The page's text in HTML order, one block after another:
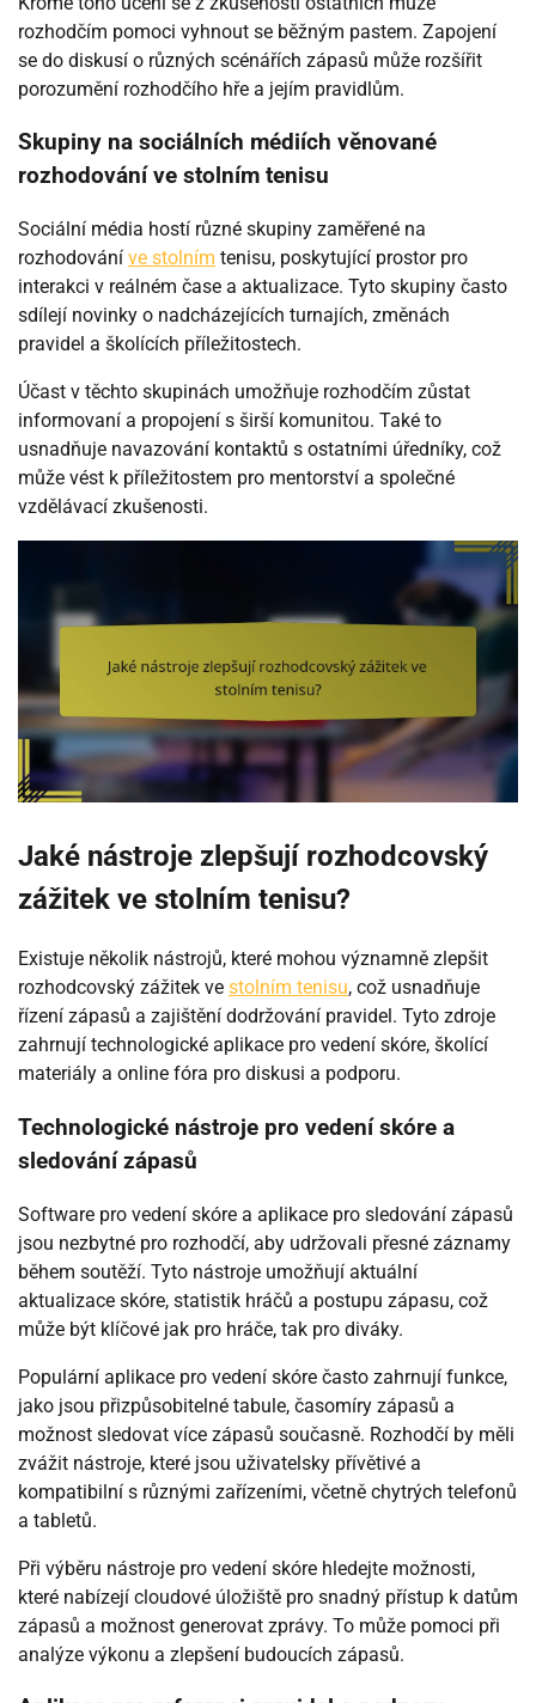
rozhodčím pomoci vyhnout se běžným pastem. Zapojení
se do diskusí o různých scénářích zápasů může rozšířit
porozumění rozhodčího hře a jejím pravidlům.
Skupiny na sociálních médiích věnované
rozhodování ve stolním tenisu
Sociální média hostí různé skupiny zaměřené na
rozhodování ve stolním tenisu, poskytující prostor pro
interakci v reálném čase a aktualizace. Tyto skupiny často
sdílejí novinky o nadcházejících turnajích, změnách
pravidel a školících příležitostech.
Účast v těchto skupinách umožňuje rozhodčím zůstat
informovaní a propojení s širší komunitou. Také to
usnadňuje navazování kontaktů s ostatními úředníky, což
může vést k příležitostem pro mentorství a společné
vzdělávací zkušenosti.
Jaké nástroje zlepšují rozhodcovský
zážitek ve stolním tenisu?
Existuje několik nástrojů, které mohou významně zlepšit
rozhodcovský zážitek ve stolním tenisu, což usnadňuje
řízení zápasů a zajištění dodržování pravidel. Tyto zdroje
zahrnují technologické aplikace pro vedení skóre, školící
materiály a online fóra pro diskusi a podporu.
Technologické nástroje pro vedení skóre a
sledování zápasů
Software pro vedení skóre a aplikace pro sledování zápasů
jsou nezbytné pro rozhodčí, aby udržovali přesné záznamy
během soutěží. Tyto nástroje umožňují aktuální
aktualizace skóre, statistik hráčů a postupu zápasu, což
může být klíčové jak pro hráče, tak pro diváky.
Populární aplikace pro vedení skóre často zahrnují funkce,
jako jsou přizpůsobitelné tabule, časomíry zápasů a
možnost sledovat více zápasů současně. Rozhodčí by měli
zvážit nástroje, které jsou uživatelsky přívětivé a
kompatibilní s různými zařízeními, včetně chytrých telefonů
a tabletů.
Při výběru nástroje pro vedení skóre hledejte možnosti,
které nabízejí cloudové úložiště pro snadný přístup k datům
zápasů a možnost generovat zprávy. To může pomoci při
analýze výkonu a zlepšení budoucích zápasů.